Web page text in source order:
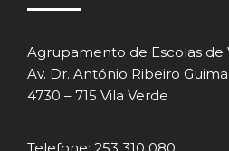
Agrupamento de Escolas de
Av. Dr. António Ribeiro
4730 – 715 Vila Verde